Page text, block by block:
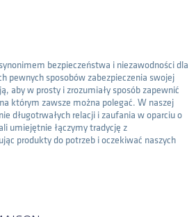
bezpieczeństwa i niezawodności dla
pewnych sposobów zabezpieczenia swojej
aby w prosty i zrozumiały sposób zapewnić
którym zawsze można polegać. W naszej
długotrwałych relacji i zaufania w oparciu o
umiejętnie łączymy tradycję z
produkty do potrzeb i oczekiwać naszych